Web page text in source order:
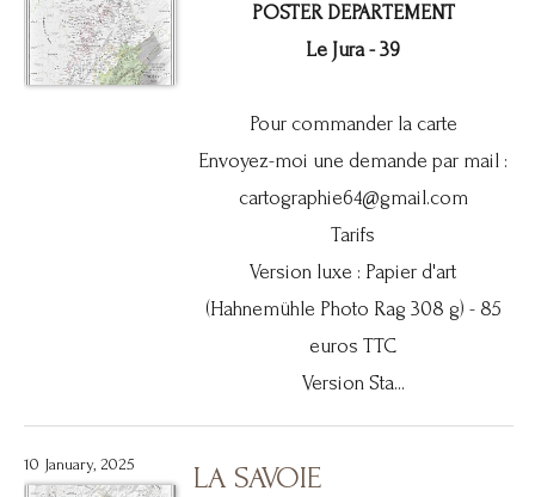
POSTER DEPARTEMENT
Le Jura - 39
Pour commander la carte
Envoyez-moi une demande par mail :
cartographie64@gmail.com
Tarifs
Version luxe : Papier d'art
(Hahnemühle Photo Rag 308 g) - 85
euros TTC
Version Sta...
10 January, 2025 LA SAVOIE